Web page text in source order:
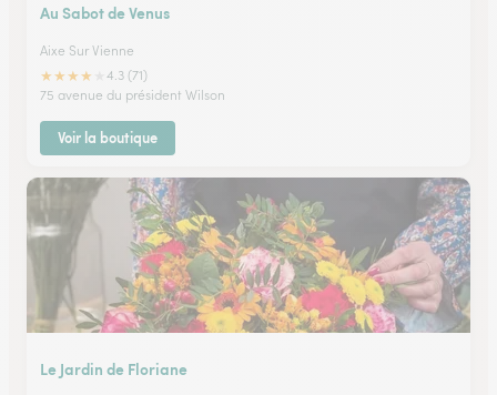
Au Sabot de Venus
Aixe Sur Vienne
★★★★
4.3 (71)
75 avenue du président Wilson
Voir la boutique
Le Jardin de Floriane